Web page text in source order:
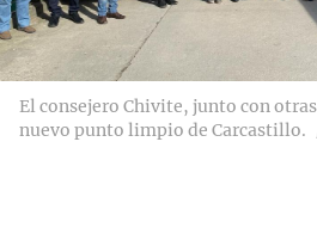
El consejero Chivite, junto con
nuevo punto limpio de Carcastillo.